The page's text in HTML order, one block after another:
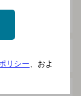
リシー、およ